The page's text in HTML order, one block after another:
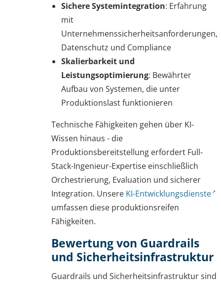
Sichere Systemintegration: Erfahrung
mit
Unternehmenssicherheitsanforderungen,
Datenschutz und Compliance
Skalierbarkeit und
Leistungsoptimierung: Bewährter
Aufbau von Systemen, die unter
Produktionslast funktionieren
Technische Fähigkeiten gehen über KI-
Wissen hinaus - die
Produktionsbereitstellung erfordert Full-
Stack-Ingenieur-Expertise einschließlich
Orchestrierung, Evaluation und sicherer
Integration. Unsere KI-Entwicklungsdienste
umfassen diese produktionsreifen
Fähigkeiten.
Bewertung von Guardrails
und Sicherheitsinfrastruktur
Guardrails und Sicherheitsinfrastruktur sind